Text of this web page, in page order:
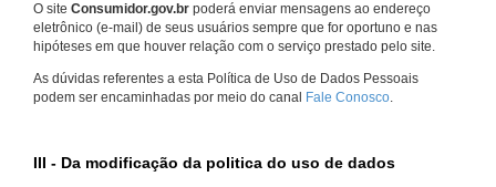
O site Consumidor.gov.br poderá enviar mensagens ao endereço
eletrônico (e-mail) de seus usuários sempre que for oportuno e nas
hipóteses em que houver relação com o serviço prestado pelo site.
As dúvidas referentes a esta Política de Uso de Dados Pessoais
podem ser encaminhadas por meio do canal Fale Conosco.
III - Da modificação da politica do uso de dados